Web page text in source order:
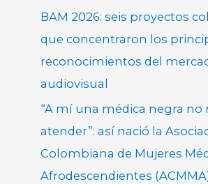
BAM 2026: seis proyectos
que concentraron los
reconocimientos del
audiovisual
“A mí una médica negra no
atender”: así nació la
Colombiana de Mujeres
Afrodescendientes